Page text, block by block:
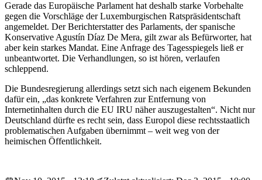
Gerade das Europäische Parlament hat deshalb starke Vorbehalte
gegen die Vorschläge der Luxemburgischen Ratspräsidentschaft
angemeldet. Der Berichterstatter des Parlaments, der spanische
Konservative Agustín Díaz De Mera, gilt zwar als Befürworter, hat
aber kein starkes Mandat. Eine Anfrage des Tagesspiegels ließ er
unbeantwortet. Die Verhandlungen, so ist hören, verlaufen
schleppend.
Die Bundesregierung allerdings setzt sich nach eigenem Bekunden
dafür ein, „das konkrete Verfahren zur Entfernung von
Internetinhalten durch die EU IRU näher auszugestalten“. Nicht nur
Deutschland dürfte es recht sein, dass Europol diese rechtsstaatlich
problematischen Aufgaben übernimmt – weit weg von der
heimischen Öffentlichkeit.